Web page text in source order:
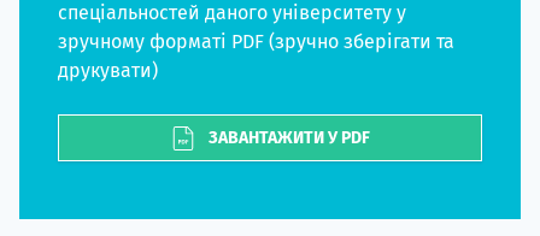
спеціальностей даного університету у
зручному форматі PDF (зручно зберігати та
друкувати)
ЗАВАНТАЖИТИ У PDF